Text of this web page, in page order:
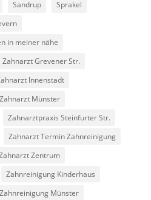
Sandrup
Sprakel
in meiner nähe
Zahnarzt Grevener Str.
Innenstadt
Zahnarzt Münster
Zahnarztpraxis Steinfurter Str.
Zahnarzt Termin Zahnreinigung
Zentrum
Zahnreinigung Kinderhaus
Zahnreinigung Münster